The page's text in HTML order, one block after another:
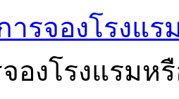
ารจองโรงแ
องโรงแรมห